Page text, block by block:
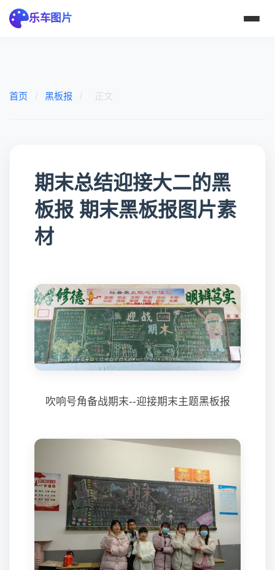
乐车图片
首页 / 黑板报 / 正文
期末总结迎接大二的黑
板报 期末黑板报图片素
材
吹响号角备战期末--迎接期末主题黑板报